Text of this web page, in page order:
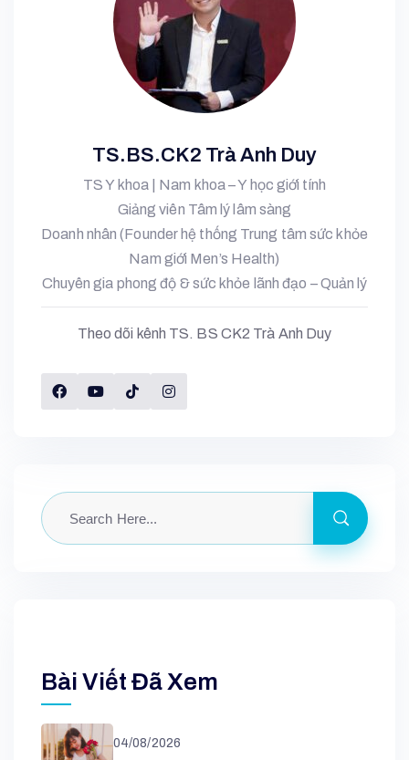
TS.BS.CK2 Trà Anh Duy
TS Y khoa | Nam khoa – Y học giới tính
Giảng viên Tâm lý lâm sàng
Doanh nhân (Founder hệ thống Trung tâm sức khỏe
Nam giới Men’s Health)
Chuyên gia phong độ & sức khỏe lãnh đạo – Quản lý
Theo dõi kênh TS. BS CK2 Trà Anh Duy
Bài Viết Đã Xem
04/08/2026